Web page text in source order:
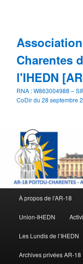
Charentes
l'IHEDN
RNA : W863004988 –
CoDir du 28 septembre
principal
À propos de l’AR-18
Union-IHEDN
Les Lundis de l’IHEDN
Archives privées AR-18